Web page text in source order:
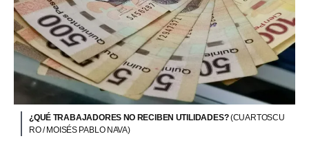
¿QUÉ TRABAJADORES NO RECIBEN UTILIDADES?(CUARTOSCU
RO / MOISÉS PABLO NAVA)